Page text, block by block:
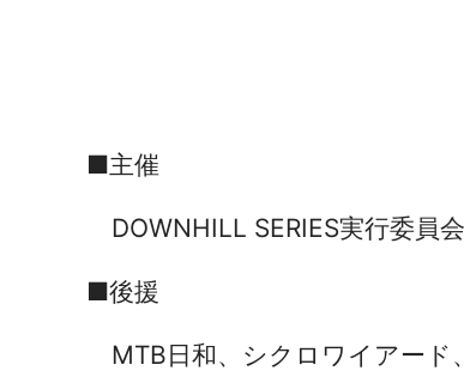
■主催
DOWNHILL SERIES実行委員会
■後援
MTB日和、シクロワイアード